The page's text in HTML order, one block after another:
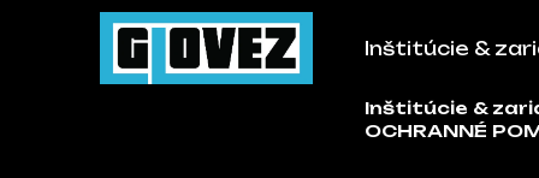
Prejsť na obsah
Inštitúcie &
Inštitúcie &
OCHRANNÉ
Späť
Späť